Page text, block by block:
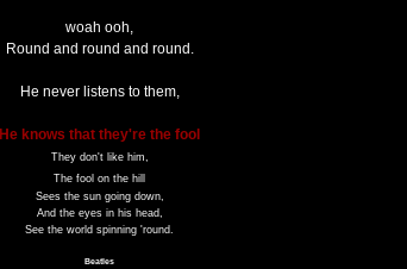
woah ooh,
Round and round and round.
He never listens to them,
He knows that they're the fool
They don't like him,
The fool on the hill
Sees the sun going down,
And the eyes in his head,
See the world spinning 'round.
Beatles